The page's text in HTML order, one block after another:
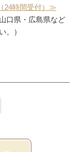
24時間受付）≫
口県・広島県など
。）